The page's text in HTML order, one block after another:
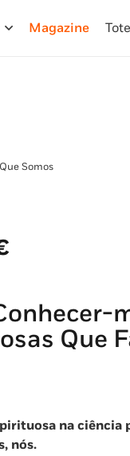
Magazine
Somos
é:
19,78 €.
Que
na
nós.